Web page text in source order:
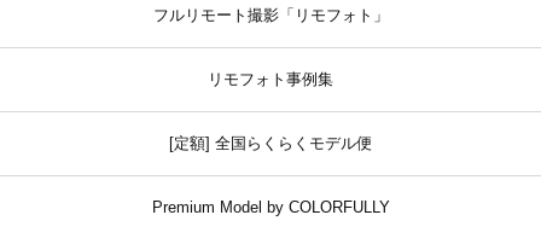
フルリモート撮影「リモフォト」
リモフォト事例集
[定額] 全国らくらくモデル便
Premium Model by COLORFULLY